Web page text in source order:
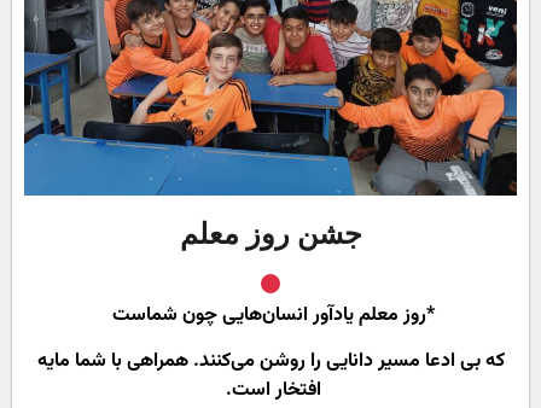
جشن روز معلم
*روز معلم یادآور انسان‌هایی چون شماست
که بی ادعا مسیر دانایی را روشن می‌کنند. همراهی با شما مایه
افتخار است.